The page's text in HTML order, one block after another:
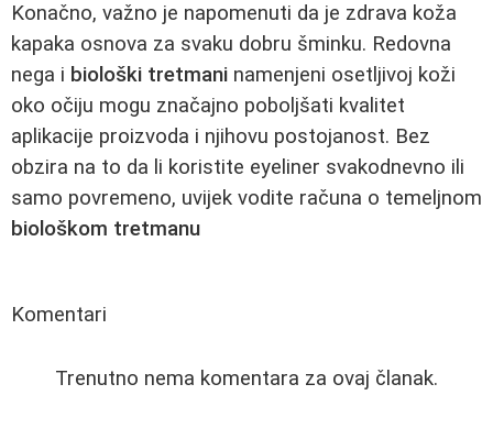
Konačno, važno je napomenuti da je zdrava koža
kapaka osnova za svaku dobru šminku. Redovna
nega i biološki tretmani namenjeni osetljivoj koži
oko očiju mogu značajno poboljšati kvalitet
aplikacije proizvoda i njihovu postojanost. Bez
obzira na to da li koristite eyeliner svakodnevno ili
samo povremeno, uvijek vodite računa o temeljnom
biološkom tretmanu
Komentari
Trenutno nema komentara za ovaj članak.